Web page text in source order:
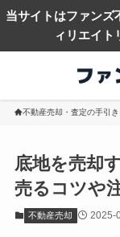
当サイトはファンズ
ィリエイト
不動産売却・査定の手引き
底地を売却
売るコツや
不動産売却 2025-